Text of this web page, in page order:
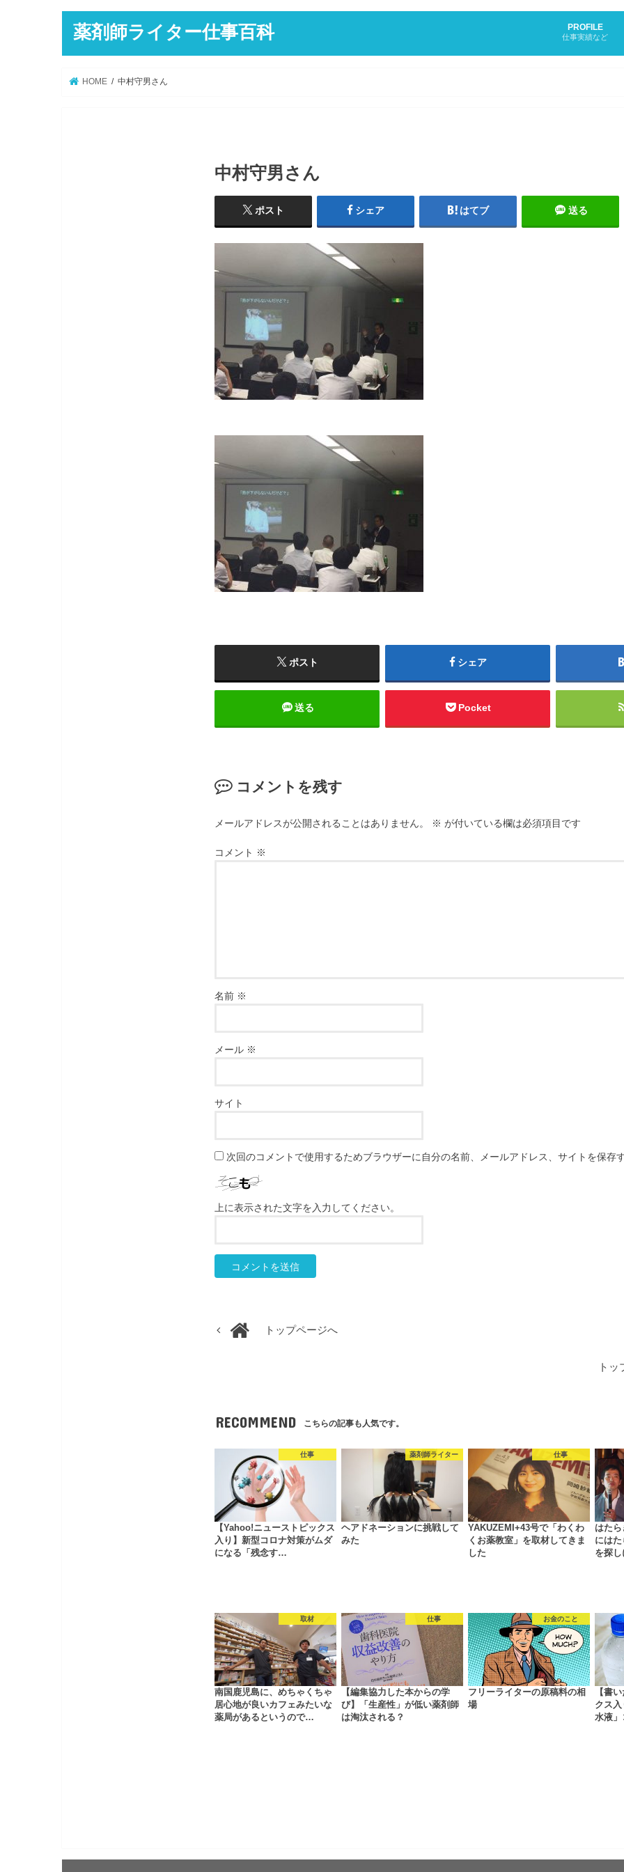
薬剤師ライター仕事百科 PROFILE
仕事実績など
HOME 中村守男さん
中村守男さん
ポスト シェア はてブ 送る
ポスト シェア
送る Pocket
コメントを残す
メールアドレスが公開されることはありません。 ※ が付いている欄は必須項目です
コメント ※
名前 ※
メール ※
サイト
次回のコメントで使用するためブラウザーに自分の名前、メールアドレス、サイトを保存
上に表示された文字を入力してください。
トップページへ
ト
RECOMMEND こちらの記事も人気です。
仕事
【Yahoo!ニューストピックス
入り】新型コロナ対策がムダ
になる「残念す…
薬剤師ライター
ヘアドネーションに挑戦して
みた
仕事
YAKUZEMI+43号で「わくわ
くお薬教室」を取材してきま
した
はた
には
を探
取材
南国鹿児島に、めちゃくちゃ
居心地が良いカフェみたいな
薬局があるというので…
仕事
【編集協力した本からの学
び】「生産性」が低い薬剤師
は淘汰される？
お金のこと
フリーライターの原稿料の相
場
【書
クス
水液